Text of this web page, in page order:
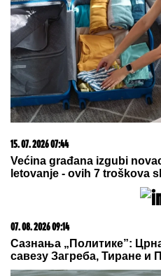
TEA TAIROVIĆ SA
SAOBRAĆAJKUAuto
drame u Crnoj Gori
"OLOŠI
udarila na
Asminov
NAŠI